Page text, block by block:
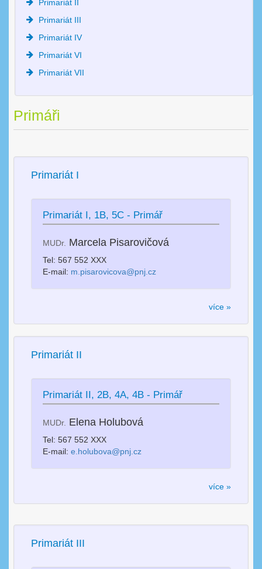
Primariát II
Primariát III
Primariát IV
Primariát VI
Primariát VII
Primáři
Primariát I
Primariát I, 1B, 5C - Primář
MUDr. Marcela Pisarovičová
Tel: 567 552 XXX
E-mail: m.pisarovicova@pnj.cz
více »
Primariát II
Primariát II, 2B, 4A, 4B - Primář
MUDr. Elena Holubová
Tel: 567 552 XXX
E-mail:e.holubova@pnj.cz
více »
Primariát III